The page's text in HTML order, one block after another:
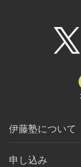
伊藤塾について
申し込み